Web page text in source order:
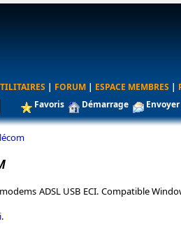
| FORUM | ESPACE MEMBRES |
Favoris Démarrage Envoyer
ADSL USB ECI. Compatible
.